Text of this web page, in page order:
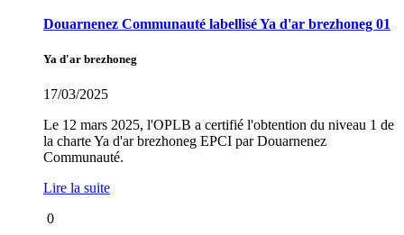
Douarnenez Communauté labellisé Ya d'ar brezhoneg 01
Ya d'ar brezhoneg
17/03/2025
Le 12 mars 2025, l'OPLB a certifié l'obtention du niveau 1 de
la charte Ya d'ar brezhoneg EPCI par Douarnenez
Communauté.
Lire la suite
0